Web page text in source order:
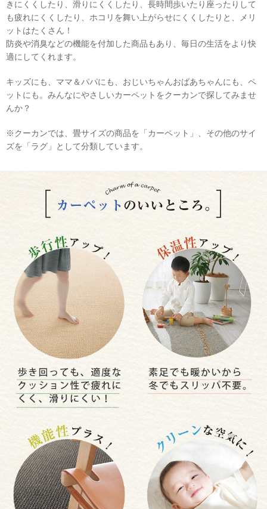
きにくくしたり、滑りにくくしたり、長時間歩いたり座ったりして
も疲れにくくしたり、ホコリを舞い上がらせにくくしたりと、メリ
ットはたくさん！
防炎や消臭などの機能を付加した商品もあり、毎日の生活をより快
適にしてくれます。
キッズにも、ママ＆パパにも、おじいちゃんおばあちゃんにも、ペ
ットにも。みんなにやさしいカーペットをクーカンで探してみませ
んか？
※クーカンでは、畳サイズの商品を「カーペット」、その他のサイ
ズを「ラグ」として分類しています。